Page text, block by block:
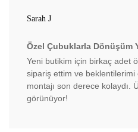
Sarah J
Özel Çubuklarla Dönüşüm
Yeni butikim için birkaç adet
sipariş ettim ve beklentilerimi
montajı son derece kolaydı.
görünüyor!